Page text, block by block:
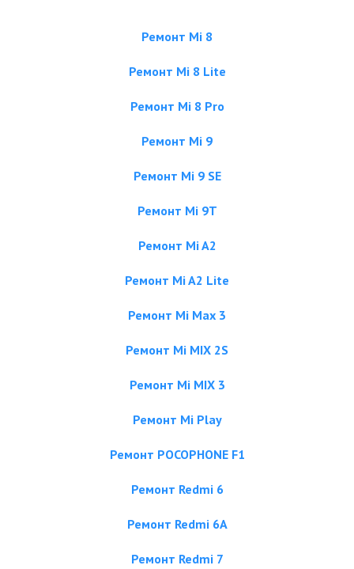
Ремонт Mi 8
Ремонт Mi 8 Lite
Ремонт Mi 8 Pro
Ремонт Mi 9
Ремонт Mi 9 SE
Ремонт Mi 9T
Ремонт Mi A2
Ремонт Mi A2 Lite
Ремонт Mi Max 3
Ремонт Mi MIX 2S
Ремонт Mi MIX 3
Ремонт Mi Play
Ремонт POCOPHONE F1
Ремонт Redmi 6
Ремонт Redmi 6A
Ремонт Redmi 7